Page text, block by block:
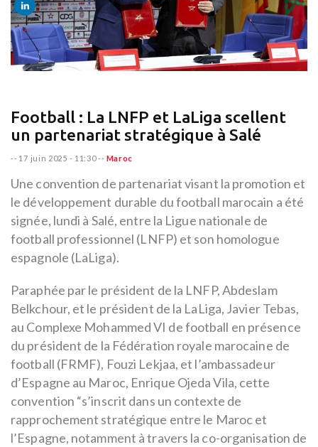
Football : La LNFP et LaLiga scellent
un partenariat stratégique à Salé
-- 17 juin 2025 - 11:30-- Maroc
Une convention de partenariat visant la promotion et
le développement durable du football marocain a été
signée, lundi à Salé, entre la Ligue nationale de
football professionnel (LNFP) et son homologue
espagnole (LaLiga).
Paraphée par le président de la LNFP, Abdeslam
Belkchour, et le président de la LaLiga, Javier Tebas,
au Complexe Mohammed VI de football en présence
du président de la Fédération royale marocaine de
football (FRMF), Fouzi Lekjaa, et l’ambassadeur
d’Espagne au Maroc, Enrique Ojeda Vila, cette
convention “s’inscrit dans un contexte de
rapprochement stratégique entre le Maroc et
l’Espagne, notamment à travers la co-organisation de